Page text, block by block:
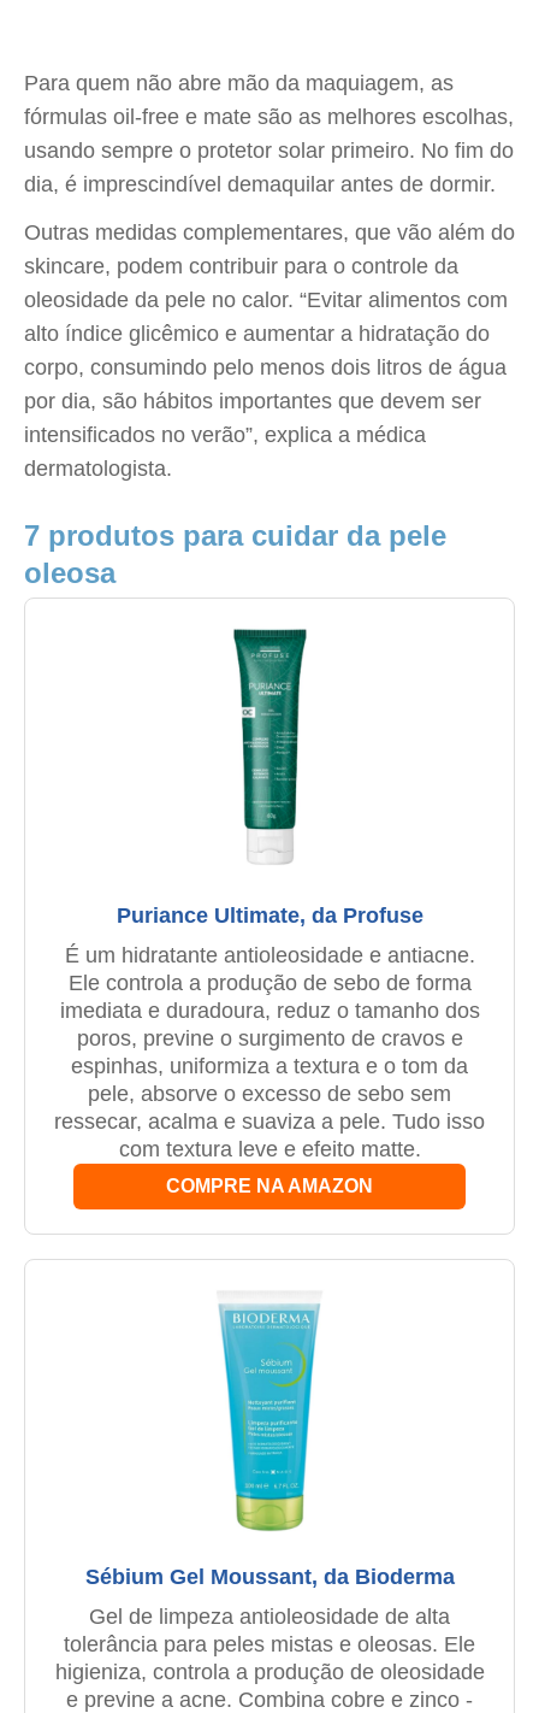
Para quem não abre mão da maquiagem, as
fórmulas oil-free e mate são as melhores escolhas,
usando sempre o protetor solar primeiro. No fim do
dia, é imprescindível demaquilar antes de dormir.
Outras medidas complementares, que vão além do
skincare, podem contribuir para o controle da
oleosidade da pele no calor. “Evitar alimentos com
alto índice glicêmico e aumentar a hidratação do
corpo, consumindo pelo menos dois litros de água
por dia, são hábitos importantes que devem ser
intensificados no verão”, explica a médica
dermatologista.
7 produtos para cuidar da pele
oleosa
Puriance Ultimate, da Profuse
É um hidratante antioleosidade e antiacne.
Ele controla a produção de sebo de forma
imediata e duradoura, reduz o tamanho dos
poros, previne o surgimento de cravos e
espinhas, uniformiza a textura e o tom da
pele, absorve o excesso de sebo sem
ressecar, acalma e suaviza a pele. Tudo isso
com textura leve e efeito matte.
COMPRE NA AMAZON
Sébium Gel Moussant, da Bioderma
Gel de limpeza antioleosidade de alta
tolerância para peles mistas e oleosas. Ele
higieniza, controla a produção de oleosidade
e previne a acne. Combina cobre e zinco -